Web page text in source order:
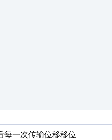
每一次传输位移移位